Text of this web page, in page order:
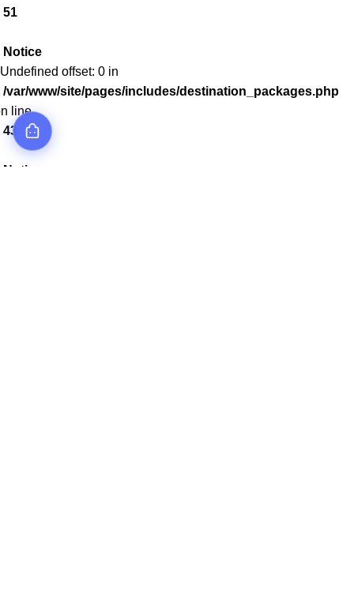
51
Notice
offset: 0 in
/var/www/site/pages/includes/destination_packages.php
line
43
Notice